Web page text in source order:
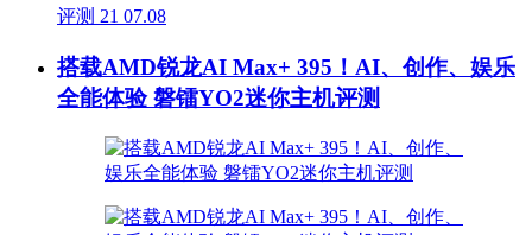
评测 21 07.08
搭载AMD锐龙AI Max+ 395！AI、创作、娱乐
全能体验 磐镭YO2迷你主机评测